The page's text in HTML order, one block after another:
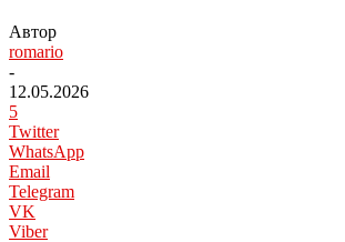
Автор
romario
-
12.05.2026
5
Twitter
WhatsApp
Email
Telegram
VK
Viber